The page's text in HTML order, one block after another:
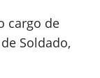
cargo de
Soldado,